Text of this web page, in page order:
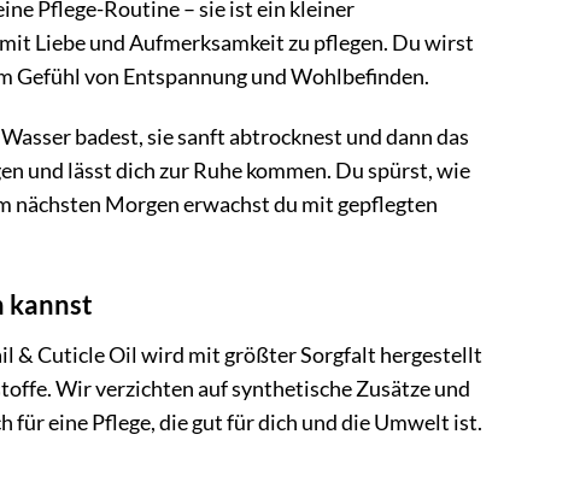
Pflege-Routine – sie ist ein kleiner
Liebe und Aufmerksamkeit zu pflegen. Du wirst
Gefühl von Entspannung und Wohlbefinden.
badest, sie sanft abtrocknest und dann das
und lässt dich zur Ruhe kommen. Du spürst, wie
nächsten Morgen erwachst du mit gepflegten
kannst
& Cuticle Oil wird mit größter Sorgfalt hergestellt
Wir verzichten auf synthetische Zusätze und
eine Pflege, die gut für dich und die Umwelt ist.